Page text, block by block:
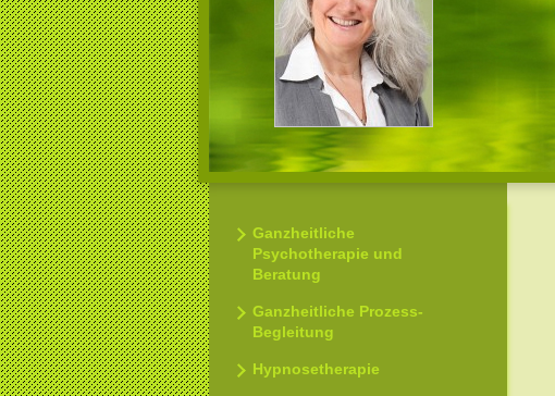
Ganzheitliche
Psychotherapie und
Beratung
Ganzheitliche Prozess-
Begleitung
Hypnosetherapie